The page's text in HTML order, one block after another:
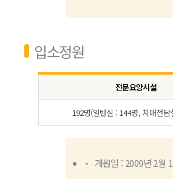
입소정원
전문요양시설
192명(일반실 : 144명, 치매전담
개원일 : 2009년 2월